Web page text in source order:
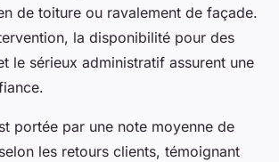
de toiture ou ravalement de façade.
la disponibilité pour des
le sérieux administratif assurent une
portée par une note moyenne de
les retours clients, témoignant